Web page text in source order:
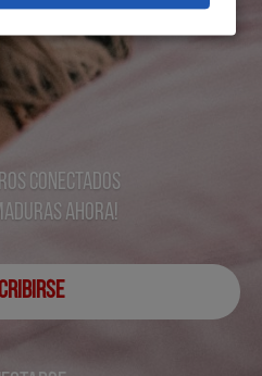
conectados
ahora!